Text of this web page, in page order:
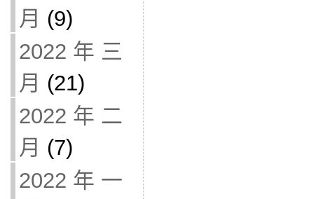
月 (9)
2022 年 三
月 (21)
2022 年 二
月 (7)
2022 年 一